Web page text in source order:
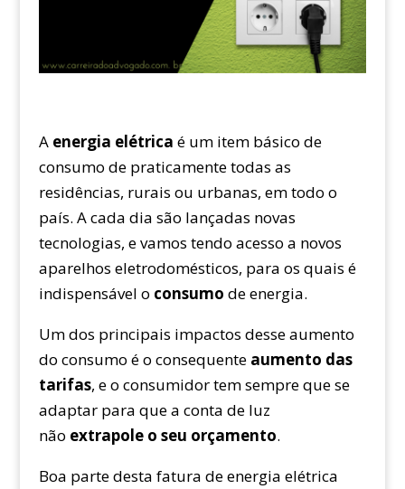
A energia elétrica é um item básico de
consumo de praticamente todas as
residências, rurais ou urbanas, em todo o
país. A cada dia são lançadas novas
tecnologias, e vamos tendo acesso a novos
aparelhos eletrodomésticos, para os quais é
indispensável o consumo de energia.
Um dos principais impactos desse aumento
do consumo é o consequente aumento das
tarifas, e o consumidor tem sempre que se
adaptar para que a conta de luz
não extrapole o seu orçamento.
Boa parte desta fatura de energia elétrica